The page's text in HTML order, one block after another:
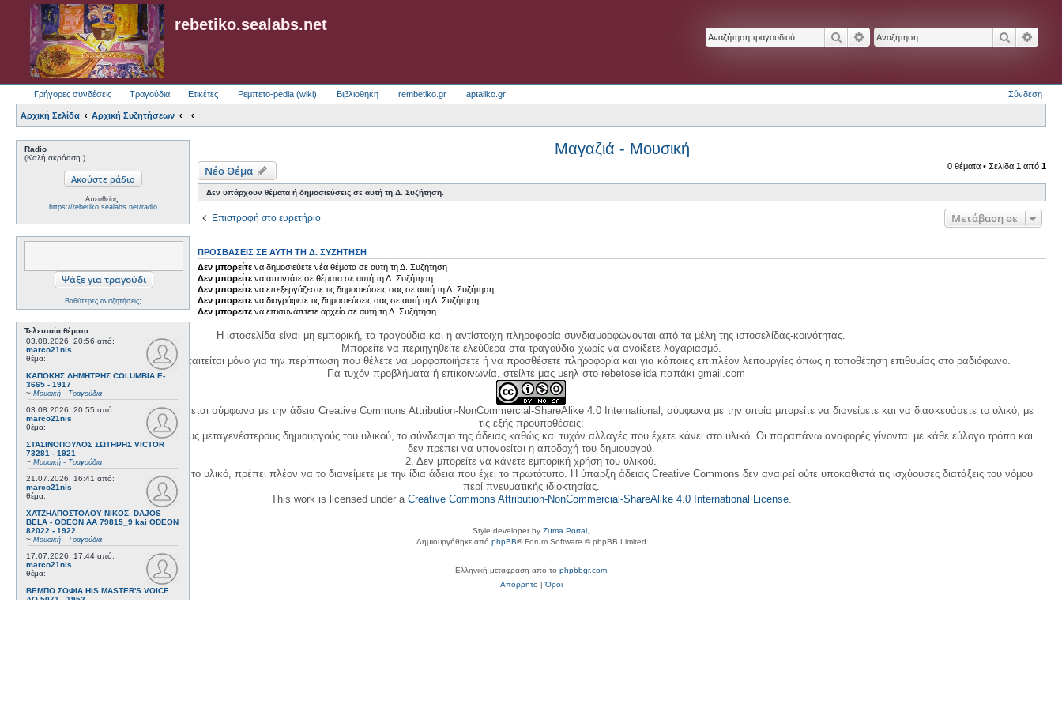
rebetiko.sealabs.net
ΑναζήτησηΕιδική αναζήτηση
Γρήγορες συνδέσεις Τραγούδια Ετικέτες Ρεμπετο-pedia (wiki) Βιβλιοθήκη rembetiko.gr aptaliko.gr Σύνδεση
Αρχική Σελίδα Αρχική Συζητήσεων
Radio
(Καλή ακρόαση )..
Απευθείας:
https://rebetiko.sealabs.net/radio
Βαθύτερες αναζητήσεις;
Τελευταία θέματα
03.08.2026, 20:56 από:
marco21nis
θέμα:
ΚΑΠΟΚΗΣ ΔΗΜΗΤΡΗΣ COLUMBIA E-
3665 - 1917
~ Μουσική - Τραγούδια
03.08.2026, 20:55 από:
marco21nis
θέμα:
ΣΤΑΣΙΝΟΠΟΥΛΟΣ ΣΩΤΗΡΗΣ VICTOR
73281 - 1921
~ Μουσική - Τραγούδια
21.07.2026, 16:41 από:
marco21nis
θέμα:
ΧΑΤΖΗΑΠΟΣΤΟΛΟΥ ΝΙΚΟΣ- DAJOS
BELA - ODEON AA 79815_9 kai ODEON
82022 - 1922
~ Μουσική - Τραγούδια
17.07.2026, 17:44 από:
marco21nis
θέμα:
ΒΕΜΠΟ ΣΟΦΙΑ HIS MASTER'S VOICE
AO 5071 - 1952
Μαγαζιά - Μουσική
Νέο Θέμα 0 θέματα • Σελίδα 1 από 1
Δεν υπάρχουν θέματα ή δημοσιεύσεις σε αυτή τη Δ. Συζήτηση.
Επιστροφή στο ευρετήριο Μετάβαση σε
ΠΡΟΣΒΆΣΕΙΣ ΣΕ ΑΥΤΉ ΤΗ Δ. ΣΥΖΉΤΗΣΗ
Δεν μπορείτε να δημοσιεύετε νέα θέματα σε αυτή τη Δ. Συζήτηση
Δεν μπορείτε να απαντάτε σε θέματα σε αυτή τη Δ. Συζήτηση
Δεν μπορείτε να επεξεργάζεστε τις δημοσιεύσεις σας σε αυτή τη Δ. Συζήτηση
Δεν μπορείτε να διαγράφετε τις δημοσιεύσεις σας σε αυτή τη Δ. Συζήτηση
Δεν μπορείτε να επισυνάπτετε αρχεία σε αυτή τη Δ. Συζήτηση
Η ιστοσελίδα είναι μη εμπορική, τα τραγούδια και η αντίστοιχη πληροφορία συνδιαμορφώνονται από τα μέλη της ιστοσελίδας-κοινότητας.
Μπορείτε να περιηγηθείτε ελεύθερα στα τραγούδια χωρίς να ανοίξετε λογαριασμό.
Η δημιουργία λογαριασμού απαιτείται μόνο για την περίπτωση που θέλετε να μορφοποιήσετε ή να προσθέσετε πληροφορία και για κάποιες επιπλέον λειτουργίες όπως η τοποθέτηση επιθυμίας στο ραδιόφωνο.
Για τυχόν προβλήματα ή επικοινωνία, στείλτε μας μεηλ στο rebetoselida παπάκι gmail.com
Η χρήση του υλικού της σελίδας γίνεται σύμφωνα με την άδεια Creative Commons Attribution-NonCommercial-ShareAlike 4.0 International, σύμφωνα με την οποία μπορείτε να διανείμετε και να διασκευάσετε το υλικό, με
τις εξής προϋποθέσεις:
1. Να αναφέρετε τον αρχικό και τους μεταγενέστερους δημιουργούς του υλικού, το σύνδεσμο της άδειας καθώς και τυχόν αλλαγές που έχετε κάνει στο υλικό. Οι παραπάνω αναφορές γίνονται με κάθε εύλογο τρόπο και
δεν πρέπει να υπονοείται η αποδοχή του δημιουργού.
2. Δεν μπορείτε να κάνετε εμπορική χρήση του υλικού.
3. Αν διασκευάσετε με κάθε τρόπο το υλικό, πρέπει πλέον να το διανείμετε με την ίδια άδεια που έχει το πρωτότυπο. Η ύπαρξη άδειας Creative Commons δεν αναιρεί ούτε υποκαθιστά τις ισχύουσες διατάξεις του νόμου
περί πνευματικής ιδιοκτησίας.
This work is licensed under a Creative Commons Attribution-NonCommercial-ShareAlike 4.0 International License.
Style developer by Zuma Portal
Δημιουργήθηκε από phpBB® Forum Software © phpBB Limited
Ελληνική μετάφραση από το phpbbgr.com
Απόρρητο|Όροι